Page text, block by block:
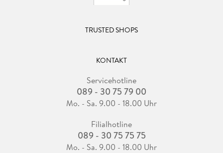
TRUSTED SHOPS
KONTAKT
Servicehotline
089 - 30 75 79 00
Mo. - Sa. 9.00 - 18.00 Uhr
Filialhotline
089 - 30 75 75 75
Mo. - Sa. 9.00 - 18.00 Uhr